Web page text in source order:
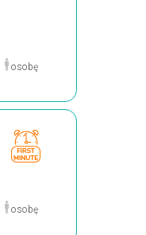
osobę
osobę